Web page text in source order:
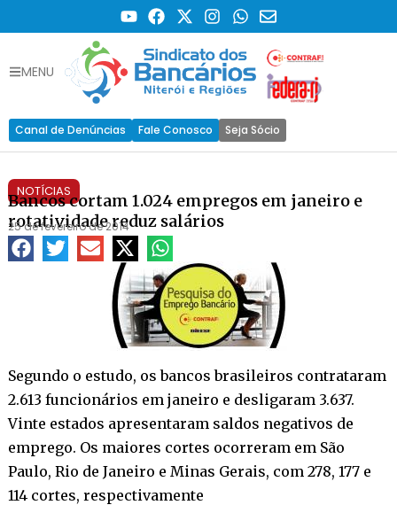
MENU
Canal de Denúncias Fale Conosco Seja Sócio
NOTÍCIAS
Bancos cortam 1.024 empregos em janeiro e
rotatividade reduz salários
25 de fevereiro de 2014
Segundo o estudo, os bancos brasileiros contrataram
2.613 funcionários em janeiro e desligaram 3.637.
Vinte estados apresentaram saldos negativos de
emprego. Os maiores cortes ocorreram em São
Paulo, Rio de Janeiro e Minas Gerais, com 278, 177 e
114 cortes, respectivamente